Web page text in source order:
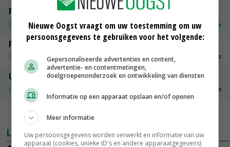
Fritesgeschikt NL Du Be
PotatoNL
€ 15,00~ € 23,00
Peen
Noteringen
€ 26,00
Uien Middenmeer Geel 30-60% grof
Noteringen
MEER MARKTPRIJZEN
LAATSTE NIEUWS
Nieuwe Oogst vraagt om uw toestemming om uw
persoonsgegevens te gebruiken voor het volgende:
Gepersonaliseerde advertenties en content,
advertentie- en contentmetingen,
doelgroepenonderzoek en ontwikkeling van diensten
Informatie op een apparaat opslaan en/of openen
Meer informatie
Uw persoonsgegevens worden verwerkt en informatie van uw
apparaat (cookies, unieke ID's en andere apparaatgegevens)